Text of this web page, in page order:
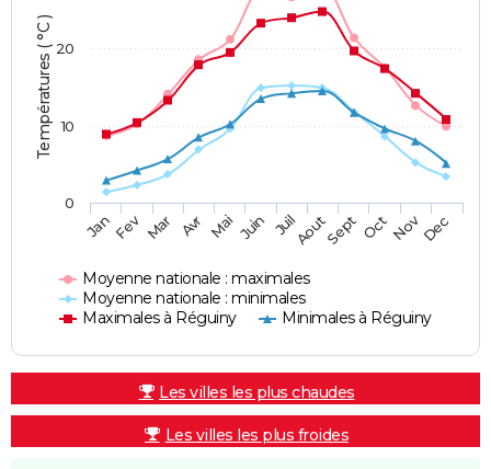
Températures ( °C )
Moyenne nationale : maximales
Moyenne nationale : minimales
Maximales à Réguiny
Minimales à Réguiny
JanFev Mar Avr Mai Juin JuilAoutSept OctNovDec
0
10
20
Les villes les plus chaudes
Les villes les plus froides